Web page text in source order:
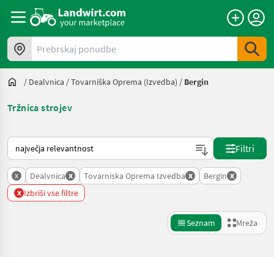
Prebrskaj ponudbe
/ Dealvnica /Tovarniška Oprema (izvedba) / Bergin
Tržnica strojev
Tako je razvrščeno na Landwirt.com
Filtri
x Dealvnica x Tovarniska Oprema Izvedba x Bergin x
x Izbriši vse filtre
Seznam Mreža